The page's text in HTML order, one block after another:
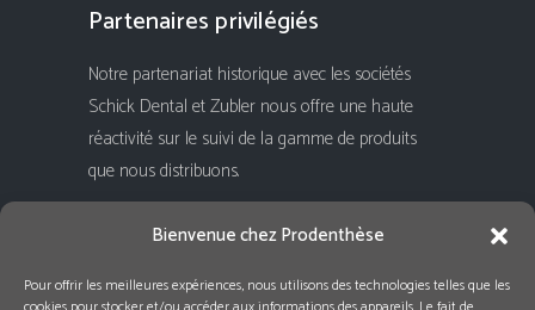
Bienvenue chez Prodenthèse
Pour offrir les meilleures expériences, nous utilisons des technologies telles que les
Partenaires privilégiés
Notre partenariat historique avec les sociétés
Schick Dental et Zubler nous offre une haute
réactivité sur le suivi de la gamme de produits
que nous distribuons.
Rejoignez-nous !